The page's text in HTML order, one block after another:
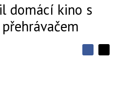
domácí kino s
SS